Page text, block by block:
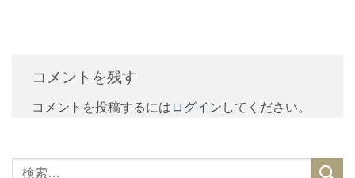
コメントを残す
コメントを投稿するにはログインしてください。